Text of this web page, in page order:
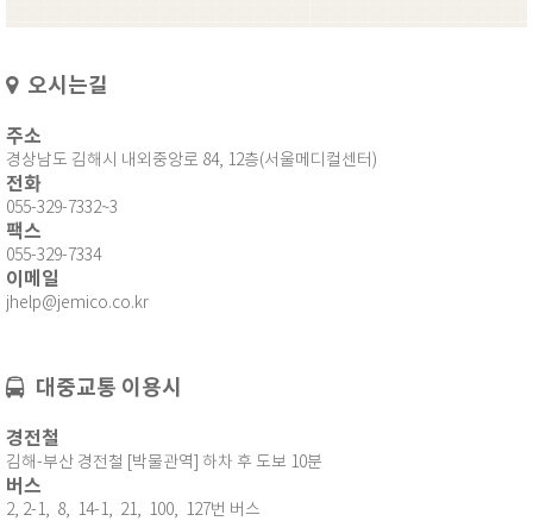
오시는길
주소
경상남도 김해시 내외중앙로 84, 12층(서울메디컬센터)
전화
055-329-7332~3
팩스
055-329-7334
이메일
jhelp@jemico.co.kr
대중교통 이용시
경전철
김해-부산 경전철 [박물관역] 하차 후 도보 10분
버스
2, 2-1, 8, 14-1, 21, 100, 127번 버스